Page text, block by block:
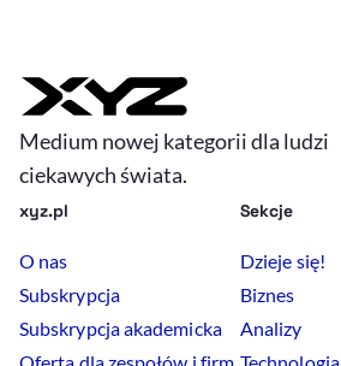
Medium nowej kategorii dla ludzi
ciekawych świata.
xyz.pl
O nas
Subskrypcja
Subskrypcja akademicka
Sekcje
Dzieje się!
Biznes
Analizy